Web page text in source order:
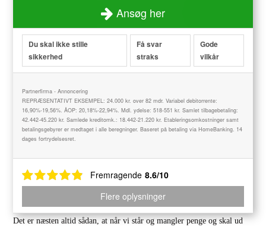
Ansøg her
Du skal ikke stille
sikkerhed
Få svar
straks
Gode
vilkår
Partnerfirma - Annoncering
REPRÆSENTATIVT EKSEMPEL: 24.000 kr. over 82 mdr. Variabel debitorrente:
16,90%-19,56%. ÅOP: 20,18%-22,94%. Mdl. ydelse: 518-551 kr. Samlet tilbagebetaling:
42.442-45.220 kr. Samlede kreditomk.: 18.442-21.220 kr. Etableringsomkostninger samt
betalingsgebyrer er medtaget i alle beregninger. Baseret på betaling via HomeBanking. 14
dages fortrydelsesret.
Fremragende 8.6/10
Flere oplysninger
Det er næsten altid sådan, at når vi står og mangler penge og skal ud